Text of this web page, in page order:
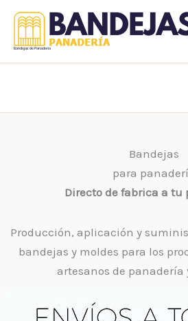
contenido
Bandejas de Panaderia
Bandejas
para
Directo de fabrica a tu
Producción, aplicación y
bandejas y moldes para los
artesanos de panadería